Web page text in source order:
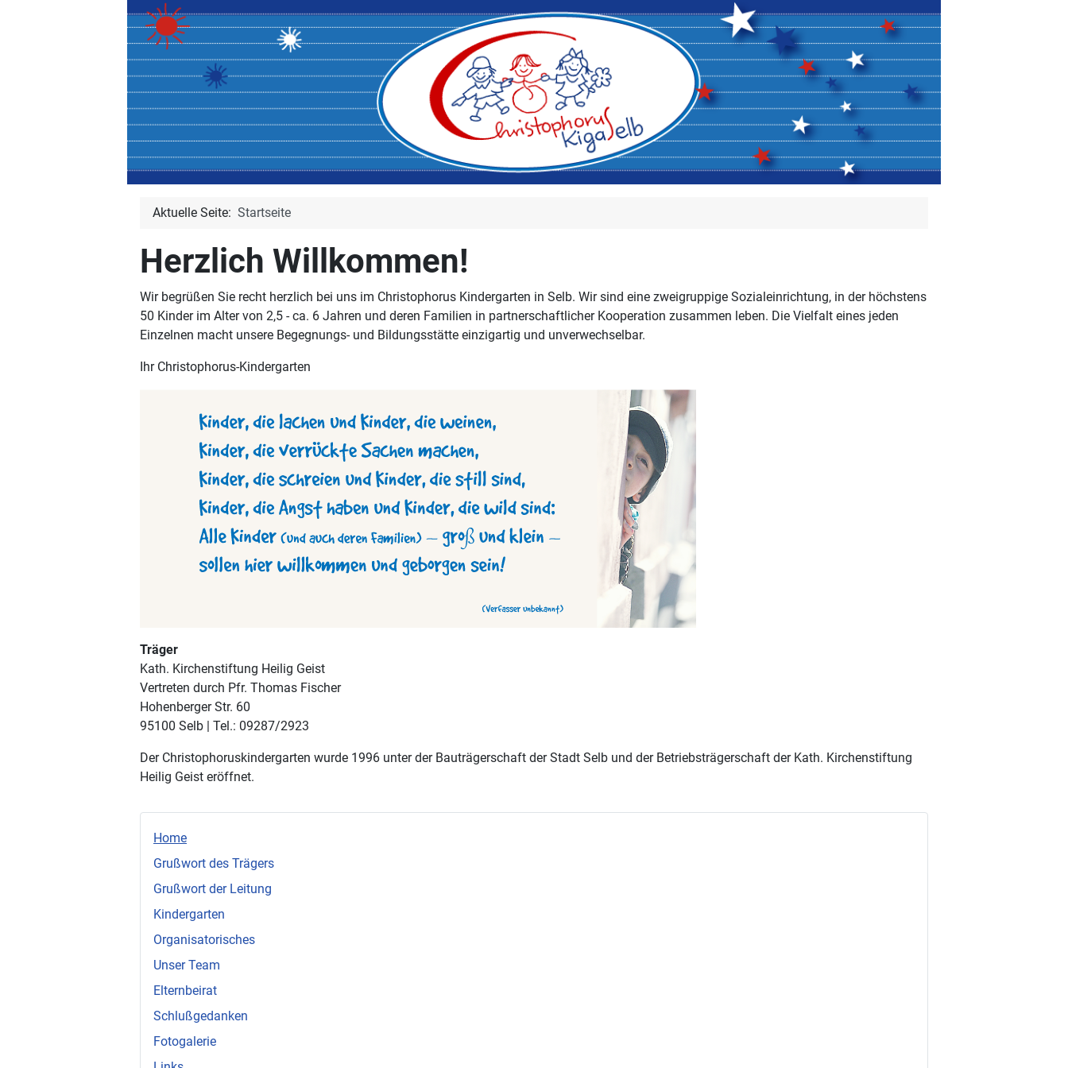
Home
Grußwort des Trägers
Grußwort der Leitung
Kindergarten
Organisatorisches
Unser Team
Elternbeirat
Schlußgedanken
Fotogalerie
Aktuelle Seite: Startseite
Herzlich Willkommen!
Wir begrüßen Sie recht herzlich bei uns im Christophorus Kindergarten in Selb. Wir sind eine zweigruppige Sozialeinrichtung, in der höchstens
50 Kinder im Alter von 2,5 - ca. 6 Jahren und deren Familien in partnerschaftlicher Kooperation zusammen leben. Die Vielfalt eines jeden
Einzelnen macht unsere Begegnungs- und Bildungsstätte einzigartig und unverwechselbar.
Ihr Christophorus-Kindergarten
Träger
Kath. Kirchenstiftung Heilig Geist
Vertreten durch Pfr. Thomas Fischer
Hohenberger Str. 60
95100 Selb | Tel.: 09287/2923
Der Christophoruskindergarten wurde 1996 unter der Bauträgerschaft der Stadt Selb und der Betriebsträgerschaft der Kath. Kirchenstiftung
Heilig Geist eröffnet.